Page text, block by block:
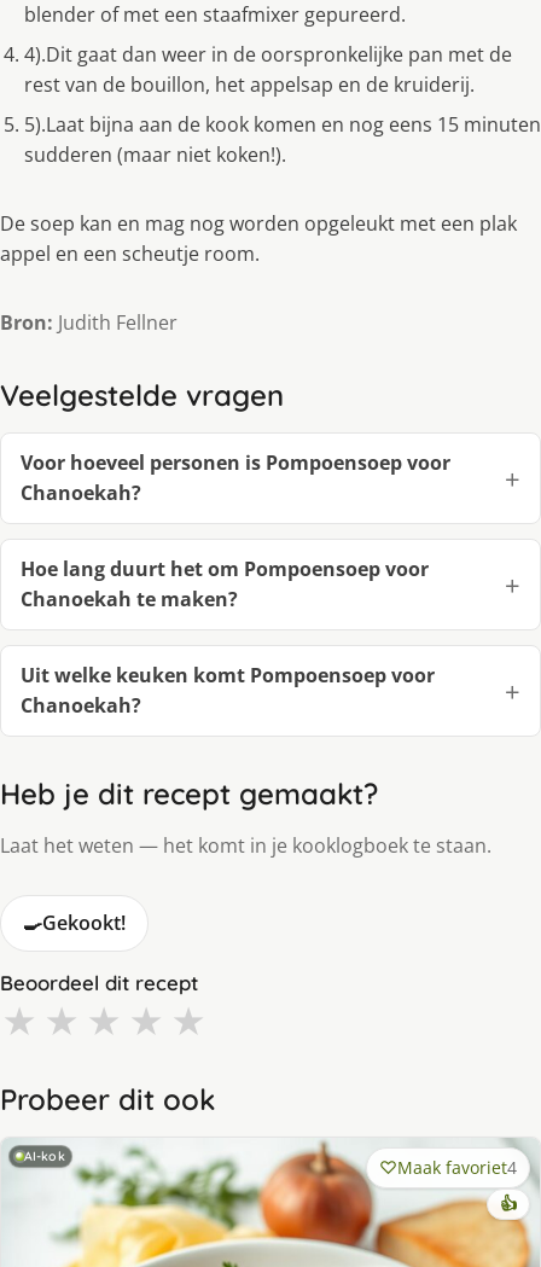
blender of met een staafmixer gepureerd.
4).Dit gaat dan weer in de oorspronkelijke pan met de
rest van de bouillon, het appelsap en de kruiderij.
5).Laat bijna aan de kook komen en nog eens 15 minuten
sudderen (maar niet koken!).
De soep kan en mag nog worden opgeleukt met een plak
appel en een scheutje room.
Bron: Judith Fellner
Veelgestelde vragen
Voor hoeveel personen is Pompoensoep voor
Chanoekah?
Hoe lang duurt het om Pompoensoep voor
Chanoekah te maken?
Uit welke keuken komt Pompoensoep voor
Chanoekah?
Heb je dit recept gemaakt?
Laat het weten — het komt in je kooklogboek te staan.
🍳Gekookt!
Beoordeel dit recept
★ ★ ★ ★ ★
Probeer dit ook
AI-kok Maak favoriet4
👍